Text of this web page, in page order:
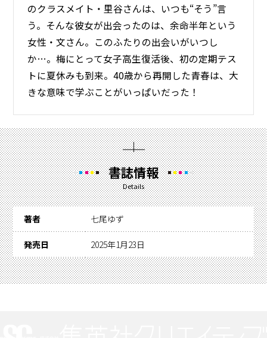
のクラスメイト・里谷さんは、いつも“そう”言
う。そんな彼女が出会ったのは、余命半年という
女性・文さん。このふたりの出会いがいつし
か…。梅にとって女子高生復活後、初の定期テス
トに夏休みも到来。40歳から再開した青春は、大
きな意味で学ぶことがいっぱいだった！
書誌情報
Details
著者 七尾ゆず
発売日 2025年1月23日